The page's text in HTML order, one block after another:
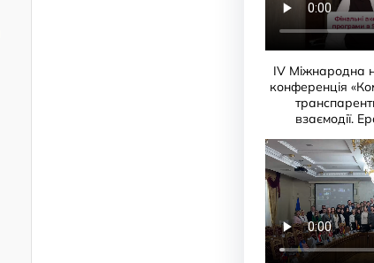
IV Міжнародна
конференція
взаємодії.